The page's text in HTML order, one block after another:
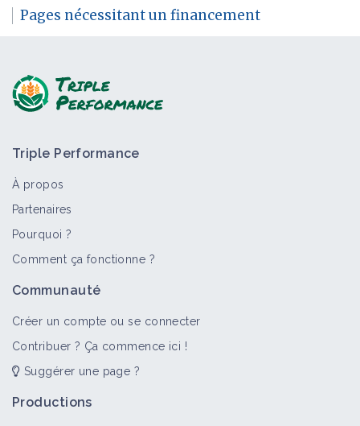
Pages nécessitant un financement
Triple Performance
À propos
Partenaires
Pourquoi ?
Comment ça fonctionne ?
Communauté
Créer un compte ou se connecter
Contribuer ? Ça commence ici !
Suggérer une page ?
Productions